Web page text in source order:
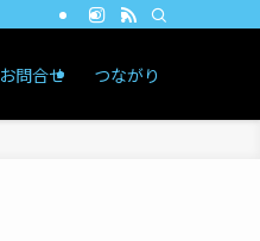
お問合せ つながり